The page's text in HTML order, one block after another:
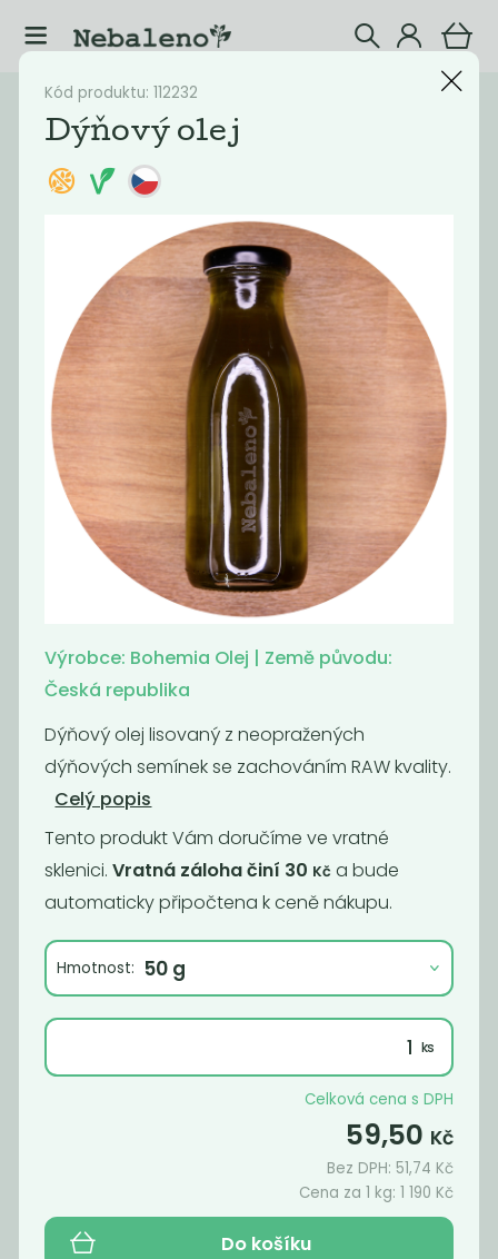
Katalog Potraviny
Filtrovat produkty
Nejlevnější Nejdražší
slunečnicový
129
Olivový olej -
extra
panenský...
Kč
BIO Kokosový
olej
dezodorizovaný
259
Kód produktu: 112232
Dýňový olej
Výrobce: Bohemia Olej | Země původu:
Česká republika
Dýňový olej lisovaný z neopražených
dýňových semínek se zachováním RAW kvality.
Celý popis
Tento produkt Vám doručíme ve vratné
sklenici. Vratná záloha činí 30 Kč a bude
automaticky připočtena k ceně nákupu.
Hmotnost:
Celková cena s DPH
59,50 Kč
Bez DPH: 51,74 Kč
Cena za 1 kg:1 190 Kč
Do košíku